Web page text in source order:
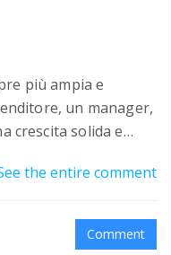
più ampia e
un manager,
crescita solida e
con un focus
mentre i
the entire comment
Comment